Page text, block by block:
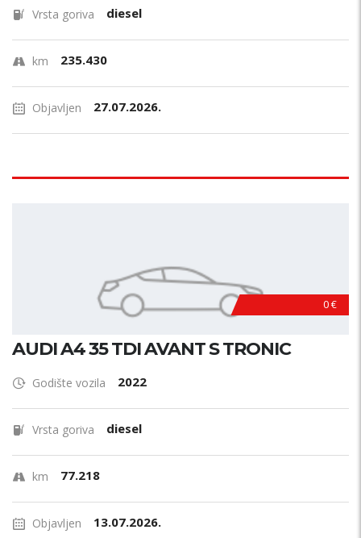
Vrsta goriva diesel
km 235.430
Objavljen 27.07.2026.
0 €
AUDI A4 35 TDI AVANT S TRONIC
Godište vozila 2022
Vrsta goriva diesel
km 77.218
Objavljen 13.07.2026.